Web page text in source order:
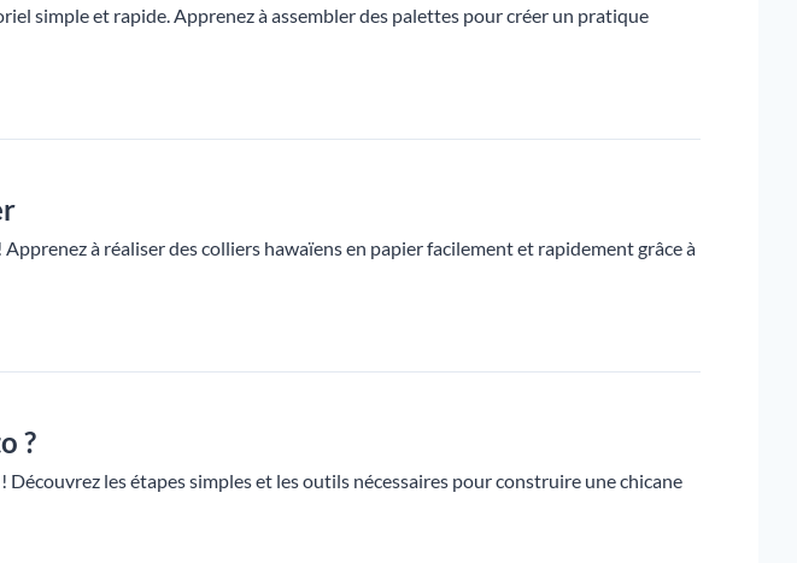
simple et rapide. Apprenez à assembler des palettes pour créer un pratique
à réaliser des colliers hawaïens en papier facilement et rapidement grâce à
?
les étapes simples et les outils nécessaires pour construire une chicane